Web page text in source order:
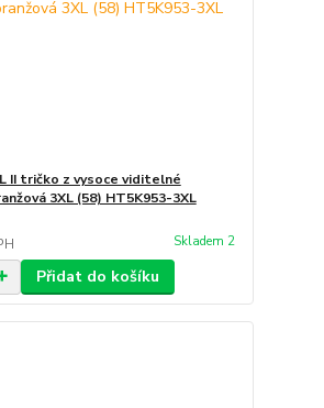
II tričko z vysoce viditelné
3XL (58) HT5K953-3XL
Skladem 2
Přidat do košíku